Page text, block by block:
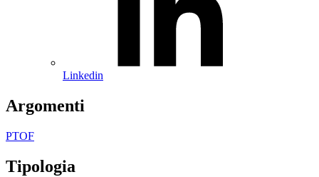
Linkedin
Argomenti
PTOF
Tipologia